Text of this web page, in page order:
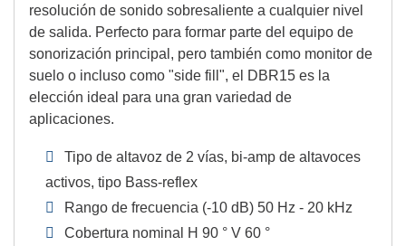
resolución de sonido sobresaliente a cualquier nivel
de salida. Perfecto para formar parte del equipo de
sonorización principal, pero también como monitor de
suelo o incluso como "side fill", el DBR15 es la
elección ideal para una gran variedad de
aplicaciones.
Tipo de altavoz de 2 vías, bi-amp de altavoces
activos, tipo Bass-reflex
Rango de frecuencia (-10 dB) 50 Hz - 20 kHz
Cobertura nominal H 90 ° V 60 °